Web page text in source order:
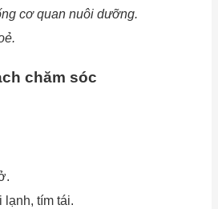
cơ quan nuôi dưỡng.
chăm sóc
lạnh, tím tái.